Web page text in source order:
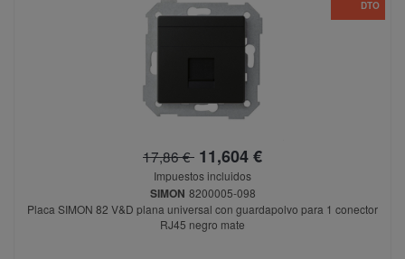
17,86 € 11,604 €
Impuestos incluidos
SIMON 8200005-098
Placa SIMON 82 V&D plana universal con guardapolvo para 1 conector
RJ45 negro mate
DTO